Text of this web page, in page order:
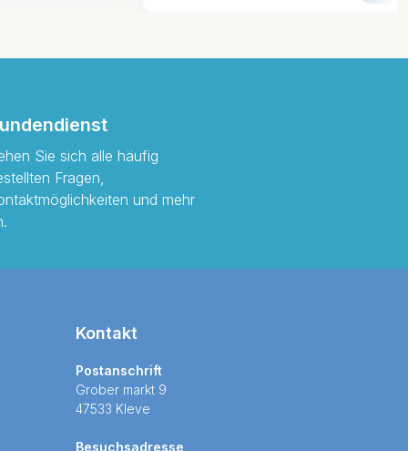
Sie sich alle häufig
Fragen,
und mehr
Kontakt
Postanschrift
Grober markt 9
47533 Kleve
Besuchsadresse